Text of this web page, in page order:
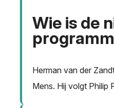
Wie is de
Herman van der
Mens. Hij volgt Philip